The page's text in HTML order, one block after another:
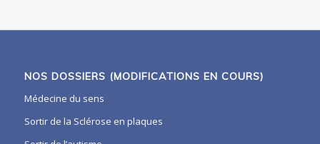
NOS DOSSIERS (MODIFICATIONS EN COURS)
Médecine du sens
Sortir de la Sclérose en plaques